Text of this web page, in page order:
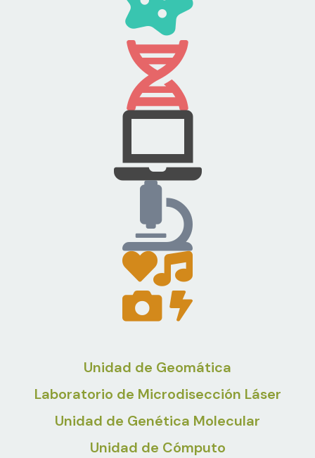
Unidad de Geomática
Laboratorio de Microdisección Láser
Unidad de Genética Molecular
Unidad de Cómputo